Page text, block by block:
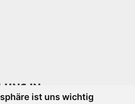
ist uns wichtig
IN